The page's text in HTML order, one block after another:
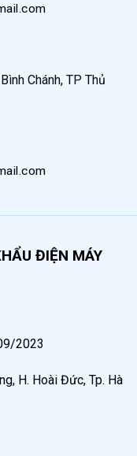
khí không dầu
đó, máy nén hơi
biến tại các đầm
biến nông sản,…
Chánh, TP Thủ
ĐIỆN MÁY
2023
H. Hoài Đức, Tp. Hà